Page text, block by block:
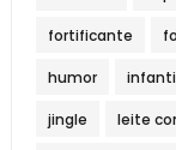
fortificante
humor
jingle leite